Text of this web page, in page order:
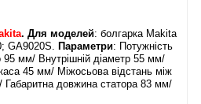
. Для моделей: болгарка Makita
GA9020S. Параметри: Потужність
95 мм/ Внутрішній діаметр 55 мм/
45 мм/ Міжосьова відстань між
Габаритна довжина статора 83 мм/